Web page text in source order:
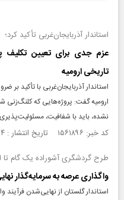
استاندار آذربایجان‌غربی تأکید کرد؛
عزم جدی برای تعیین تکلیف
تاریخی ارومیه
استاندار آذربایجان‌غربی با تأکید
ارومیه گفت: پروژه‌هایی که کلنگ‌زنی
نشده، باید با شفافیت،
کد خبر: ۱۵۶۱۸۹۶ تاریخ انتشار : ۱۴۰۵/۰۵/۱۴
طرح گردشگری آشوراده یک گام تا
واگذاری عرصه به سرمایه‌گذار